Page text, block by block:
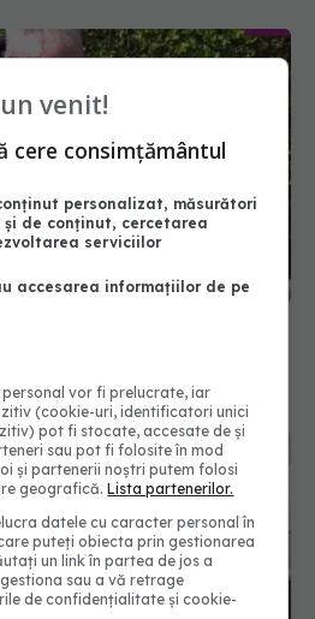
de mână din lume.
"o nouă viață": Era o luptă
mâini sunt uimitoare
venit!
cere consimțământul
personalizat, măsurători
de conținut, cercetarea
serviciilor
accesarea informațiilor de pe
vor fi prelucrate, iar
(cookie-uri, identificatori unici
pot fi stocate, accesate de și
sau pot fi folosite în mod
și partenerii noștri putem folosi
geografică.Lista partenerilor.
datele cu caracter personal în
puteți obiecta prin gestionarea
un link în partea de jos a
sau a vă retrage
de confidențialitate și cookie-